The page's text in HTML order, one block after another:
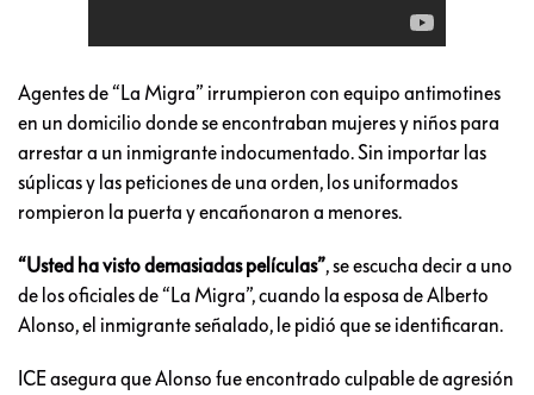
Agentes de “La Migra” irrumpieron con equipo antimotines
en un domicilio donde se encontraban mujeres y niños para
arrestar a un inmigrante indocumentado. Sin importar las
súplicas y las peticiones de una orden, los uniformados
rompieron la puerta y encañonaron a menores.
“Usted ha visto demasiadas películas”, se escucha decir a uno
de los oficiales de “La Migra”, cuando la esposa de Alberto
Alonso, el inmigrante señalado, le pidió que se identificaran.
ICE asegura que Alonso fue encontrado culpable de agresión